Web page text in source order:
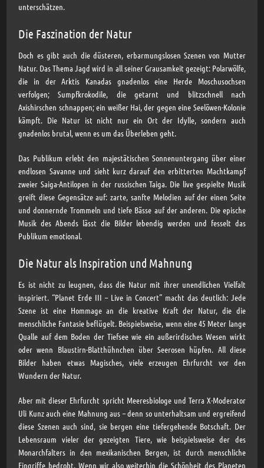
unterschätzen.
Die Faszination der Natur
Doch es gibt auch die düsteren, erbarmungslosen Szenen von Mutter
Natur. Das Thema Jagd wird in all seiner Grausamkeit gezeigt: Polarwölfe,
die in der Arktis Kanadas gnadenlos eine Herde Moschusochsen
verfolgen; Sumpfkrokodile, die getarnt und blitzschnell nach
Axishirschen schnappen; ein weißer Hai, der gegen eine Seelöwen-Kolonie
kämpft. Die Natur ist nicht nur ein Ort der Idylle, sondern auch
gnadenlos brutal, wenn es um das Überleben geht.
Das Publikum erlebt den majestätischen Sonnenuntergang über einer
endlosen Savanne und sieht kurz darauf den erbitterten Machtkampf
zweier Saiga-Antilopen in der russischen Taiga. Die live gespielte Musik
greift diese Gegensätze auf: zarte, sanfte Melodien auf der einen Seite
und donnernde Trommeln und tiefe Bässe auf der anderen. Die epische
Musik des Abends lässt die Bilder lebendig werden und fesselt das
Publikum emotional.
Die Natur als Inspiration und Mahnung
Es ist nicht zu leugnen, dass die Natur mit ihrer unendlichen Vielfalt
inspiriert. “Planet Erde III – Live in Concert” macht das deutlich: Jede
Szene ist eine Hommage an die kreative Kraft der Natur, die die
menschliche Fantasie beflügelt. Beispielsweise, wenn eine 45 Meter lange
Qualle auf dem Boden der Tiefsee wie ein außerirdisches Wesen wirkt
oder wenn Blaustirn-Blatthühnchen über Seerosen hüpfen. All diese
Bilder haben etwas Magisches, viele erzeugen Ehrfurcht vor den
Wundern der Natur.
Aber mit dieser Ehrfurcht spricht Meeresbiologe und Terra X-Moderator
Uli Kunz auch eine Mahnung aus – denn so unterhaltsam und ergreifend
diese Szenen auch sind, sie bergen eine tiefergehende Botschaft. Der
Lebensraum vieler der gezeigten Tiere, wie beispielsweise der des
Monarchfalters in den mexikanischen Bergen, ist durch menschliche
Eingriffe bedroht. Wenn wir also weiterhin die Schönheit des Planeten